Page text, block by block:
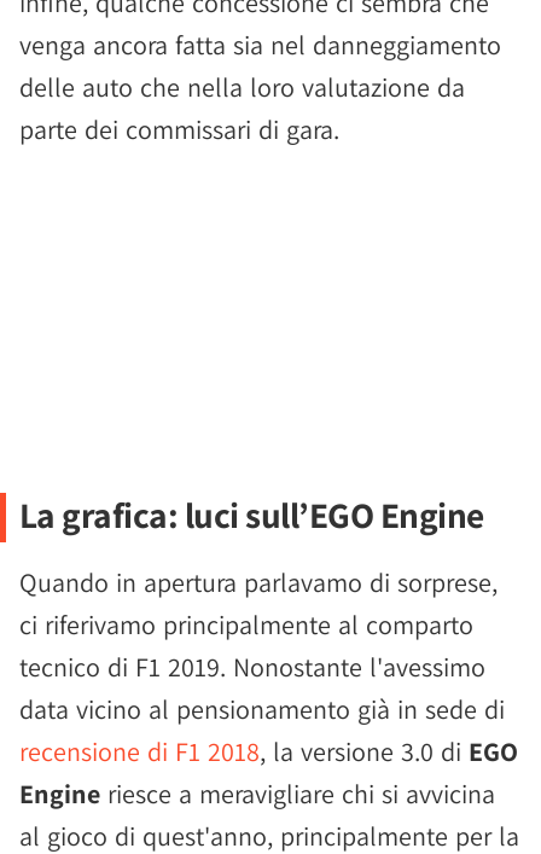
venga ancora fatta sia nel danneggiamento
delle auto che nella loro valutazione da
parte dei commissari di gara.
La grafica: luci sull’EGO Engine
Quando in apertura parlavamo di sorprese,
ci riferivamo principalmente al comparto
tecnico di F1 2019. Nonostante l'avessimo
data vicino al pensionamento già in sede di
recensione di F1 2018, la versione 3.0 di EGO
Engine riesce a meravigliare chi si avvicina
al gioco di quest'anno, principalmente per la